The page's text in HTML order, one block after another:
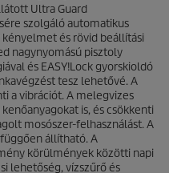
Ultra Guard
szolgáló automatikus
és rövid beállítási
nagynyomású pisztoly
és EASY!Lock gyorskioldó
tesz lehetővé. A
a vibrációt. A melegvizes
is, és csökkenti
mosószer-felhasználást. A
állítható. A
körülmények közötti napi
lehetőség, vízszűrő és